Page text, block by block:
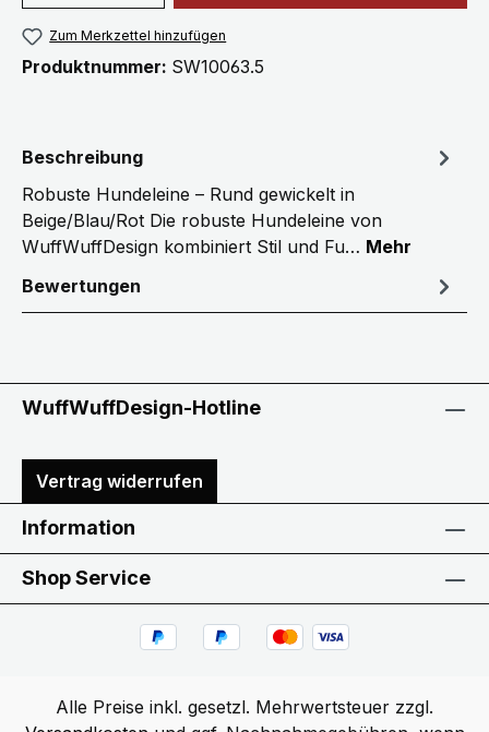
Zum Merkzettel hinzufügen
Produktnummer: SW10063.5
Beschreibung
Robuste Hundeleine – Rund gewickelt in
Beige/Blau/Rot Die robuste Hundeleine von
WuffWuffDesign kombiniert Stil und Fu… Mehr
Bewertungen
WuffWuffDesign-Hotline
Vertrag widerrufen
Information
Shop Service
Alle Preise inkl. gesetzl. Mehrwertsteuer zzgl.